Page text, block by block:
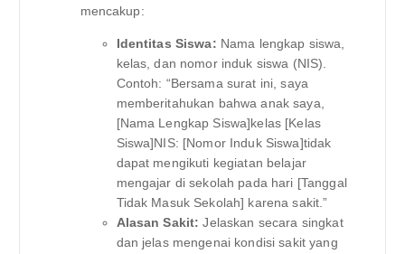
mencakup:
Identitas Siswa: Nama lengkap siswa,
kelas, dan nomor induk siswa (NIS).
Contoh: “Bersama surat ini, saya
memberitahukan bahwa anak saya,
[Nama Lengkap Siswa]kelas [Kelas
Siswa]NIS: [Nomor Induk Siswa]tidak
dapat mengikuti kegiatan belajar
mengajar di sekolah pada hari [Tanggal
Tidak Masuk Sekolah] karena sakit.”
Alasan Sakit: Jelaskan secara singkat
dan jelas mengenai kondisi sakit yang